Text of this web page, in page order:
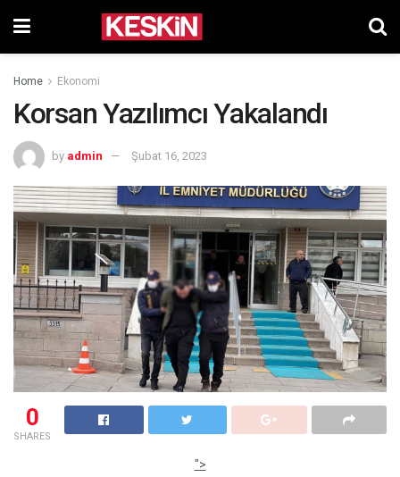
Home Ekonomi
Korsan Yazılımcı Yakalandı
by admin Şubat 16, 2023
0
SHARES
">